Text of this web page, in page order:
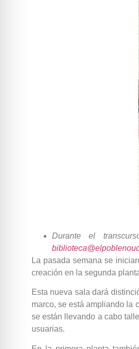
Durante el
La pasada semana se
creación en la segunda
Esta nueva sala dará
marco, se está ampliando la
se están llevando a cabo
usuarias.